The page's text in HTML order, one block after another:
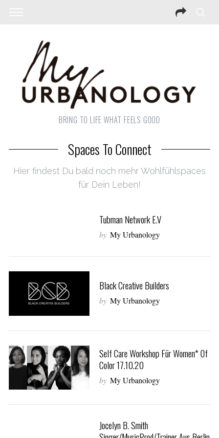
BRING TO LIFE WHAT FEELS GOOD
Spaces To Connect
Hier findest Du bald noch mehr Wohlfühlspaces
für Dein Leben!
Tubman Network E.V
by My Urbanology
Black Creative Builders
by My Urbanology
Self Care Workshop Für Women* Of
Color 17.10.20
by My Urbanology
Jocelyn B. Smith